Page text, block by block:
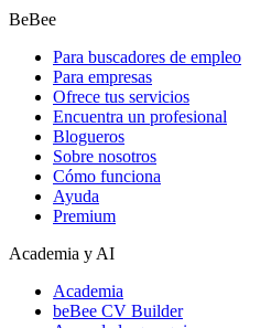
BeBee
Para buscadores de empleo
Para empresas
Ofrece tus servicios
Encuentra un profesional
Blogueros
Sobre nosotros
Cómo funciona
Ayuda
Premium
Academia y AI
Academia
beBee CV Builder